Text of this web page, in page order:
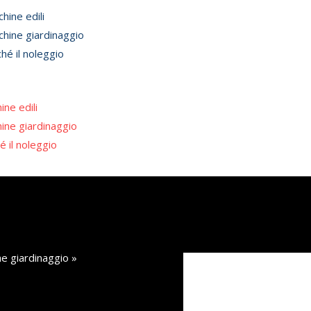
edili
giardinaggio
il noleggio
edili
giardinaggio
il noleggio
giardinaggio »